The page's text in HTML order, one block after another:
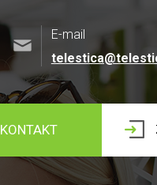
E-mail
KONTAKT